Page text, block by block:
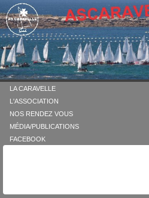
LA CARAVELLE
L'ASSOCIATION
NOS RENDEZ VOUS
MÉDIA/PUBLICATIONS
FACEBOOK